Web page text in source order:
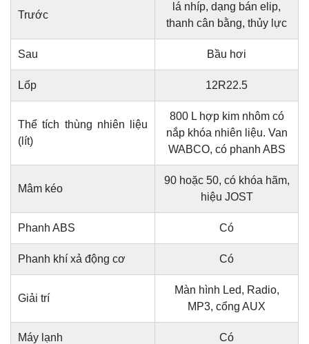
Trước
lá nhíp, dạng bán elip,
thanh cân bằng, thủy lực
Sau Bầu hơi
Lốp 12R22.5
Thể tích thùng nhiên liệu
(lít)
800 L hợp kim nhôm có
nắp khóa nhiên liệu. Van
WABCO, có phanh ABS
Mâm kéo
90 hoặc 50, có khóa hãm,
hiệu JOST
Phanh ABS Có
Phanh khí xả động cơ Có
Giải trí
Màn hình Led, Radio,
MP3, cổng AUX
Máy lạnh Có